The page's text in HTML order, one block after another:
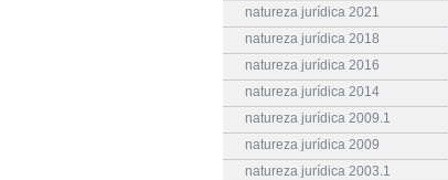
natureza jurídica 2021
natureza jurídica 2018
natureza jurídica 2016
natureza jurídica 2014
natureza jurídica 2009.1
natureza jurídica 2009
natureza jurídica 2003.1